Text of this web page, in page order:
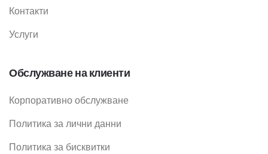
Контакти
Услуги
Обслужване на клиенти
Корпоративно обслужване
Политика за лични данни
Политика за бисквитки